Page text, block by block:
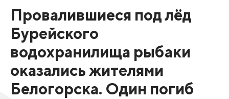
Провалившиеся под лёд
Бурейского
водохранилища рыбаки
оказались жителями
Белогорска. Один погиб